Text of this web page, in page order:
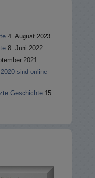
4. August 2023
8. Juni 2022
2021
sind online
Geschichte 15.